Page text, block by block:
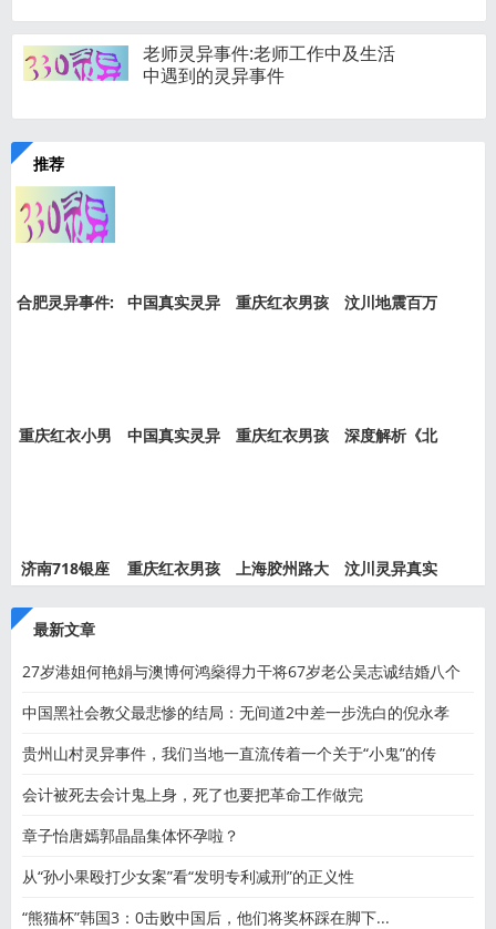
老师灵异事件:老师工作中及生活
中遇到的灵异事件
推荐
合肥灵异事件:
中国真实灵异
重庆红衣男孩
汶川地震百万
重庆红衣小男
中国真实灵异
重庆红衣男孩
深度解析《北
济南718银座
重庆红衣男孩
上海胶州路大
汶川灵异真实
最新文章
27岁港姐何艳娟与澳博何鸿燊得力干将67岁老公吴志诚结婚八个
月
中国黑社会教父最悲惨的结局：无间道2中差一步洗白的倪永孝
贵州山村灵异事件，我们当地一直流传着一个关于“小鬼”的传
会计被死去会计鬼上身，死了也要把革命工作做完
章子怡唐嫣郭晶晶集体怀孕啦？
从“孙小果殴打少女案”看“发明专利减刑”的正义性
“熊猫杯”韩国3：0击败中国后，他们将奖杯踩在脚下...